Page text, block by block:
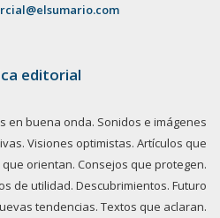
editorial
en buena onda. Sonidos e imágenes
Visiones optimistas. Artículos que
orientan. Consejos que protegen.
de utilidad. Descubrimientos. Futuro
tendencias. Textos que aclaran.